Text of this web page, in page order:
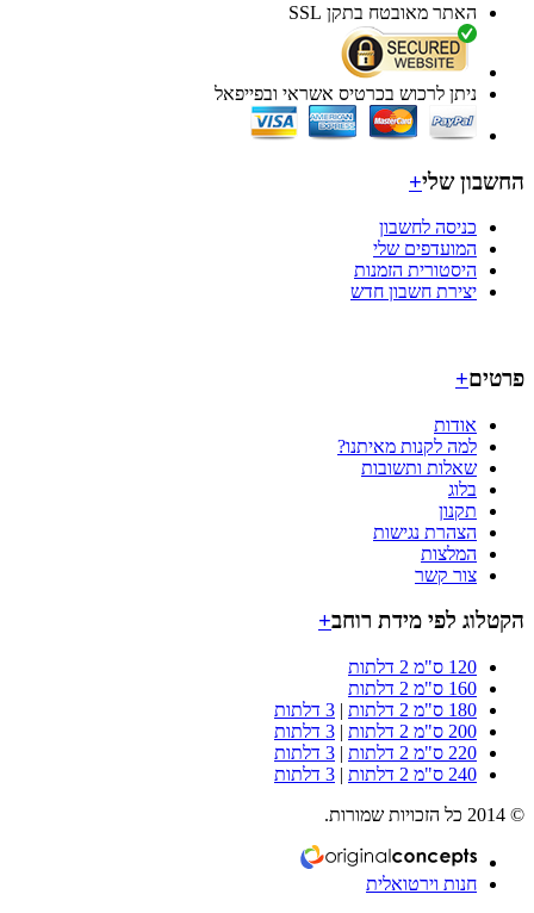
האתר מאובטח בתקן SSL
ניתן לרכוש בכרטיס אשראי ובפייפאל
שלי+
כניסה לחשבון
המועדפים שלי
היסטורית הזמנות
יצירת חשבון חדש
+
אודות
למה לקנות מאיתנו?
שאלות ותשובות
בלוג
תקנון
הצהרת נגישות
המלצות
צור קשר
לפי מידת רוחב +
120 ס"מ 2 דלתות
160 ס"מ 2 דלתות
180 ס"מ 2 דלתות
|3 דלתות
200 ס"מ 2 דלתות
|3 דלתות
220 ס"מ 2 דלתות
|3 דלתות
240 ס"מ 2 דלתות
|3 דלתות
חנות וירטואלית